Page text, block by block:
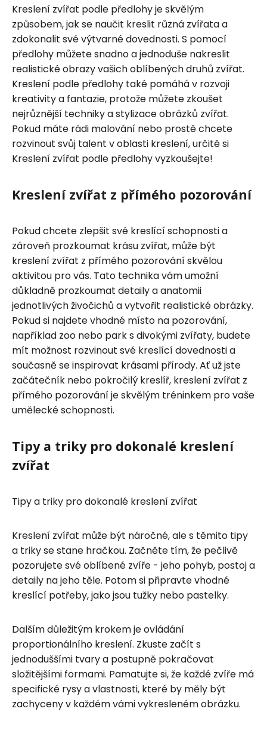
Kreslení zvířat podle předlohy je skvělým
způsobem, jak se naučit kreslit různá zvířata a
zdokonalit své výtvarné dovednosti. S pomocí
předlohy můžete snadno a jednoduše nakreslit
realistické obrazy vašich oblíbených druhů zvířat.
Kreslení podle předlohy také pomáhá v rozvoji
kreativity a fantazie, protože můžete zkoušet
nejrůznější techniky a stylizace obrázků zvířat.
Pokud máte rádi malování nebo prostě chcete
rozvinout svůj talent v oblasti kreslení, určitě si
Kreslení zvířat podle předlohy vyzkoušejte!
Kreslení zvířat z přímého pozorování
Pokud chcete zlepšit své kreslící schopnosti a
zároveň prozkoumat krásu zvířat, může být
kreslení zvířat z přímého pozorování skvělou
aktivitou pro vás. Tato technika vám umožní
důkladně prozkoumat detaily a anatomii
jednotlivých živočichů a vytvořit realistické obrázky.
Pokud si najdete vhodné místo na pozorování,
například zoo nebo park s divokými zvířaty, budete
mít možnost rozvinout své kreslící dovednosti a
současně se inspirovat krásami přírody. Ať už jste
začátečník nebo pokročilý kreslíř, kreslení zvířat z
přímého pozorování je skvělým tréninkem pro vaše
umělecké schopnosti.
Tipy a triky pro dokonalé kreslení
zvířat
Tipy a triky pro dokonalé kreslení zvířat
Kreslení zvířat může být náročné, ale s těmito tipy
a triky se stane hračkou. Začněte tím, že pečlivě
pozorujete své oblíbené zvíře - jeho pohyb, postoj a
detaily na jeho těle. Potom si připravte vhodné
kreslící potřeby, jako jsou tužky nebo pastelky.
Dalším důležitým krokem je ovládání
proportionálního kreslení. Zkuste začít s
jednoduššími tvary a postupně pokračovat
složitějšími formami. Pamatujte si, že každé zvíře má
specifické rysy a vlastnosti, které by měly být
zachyceny v každém vámi vykresleném obrázku.